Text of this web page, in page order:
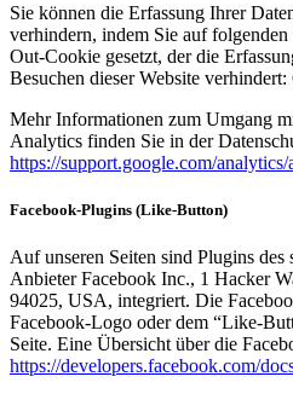
Sie können die Erfassung Ihrer
verhindern, indem Sie auf
Out-Cookie gesetzt, der die
Besuchen dieser Website
Mehr Informationen zum Umgang
Analytics finden Sie in der
https://support.google.com/
Facebook-Plugins (Like-Button)
Auf unseren Seiten sind Plugins
Anbieter Facebook Inc., 1 Hacker
94025, USA, integriert. Die
Facebook-Logo oder dem “Like-
Seite. Eine Übersicht über die
https://developers.facebook.com/